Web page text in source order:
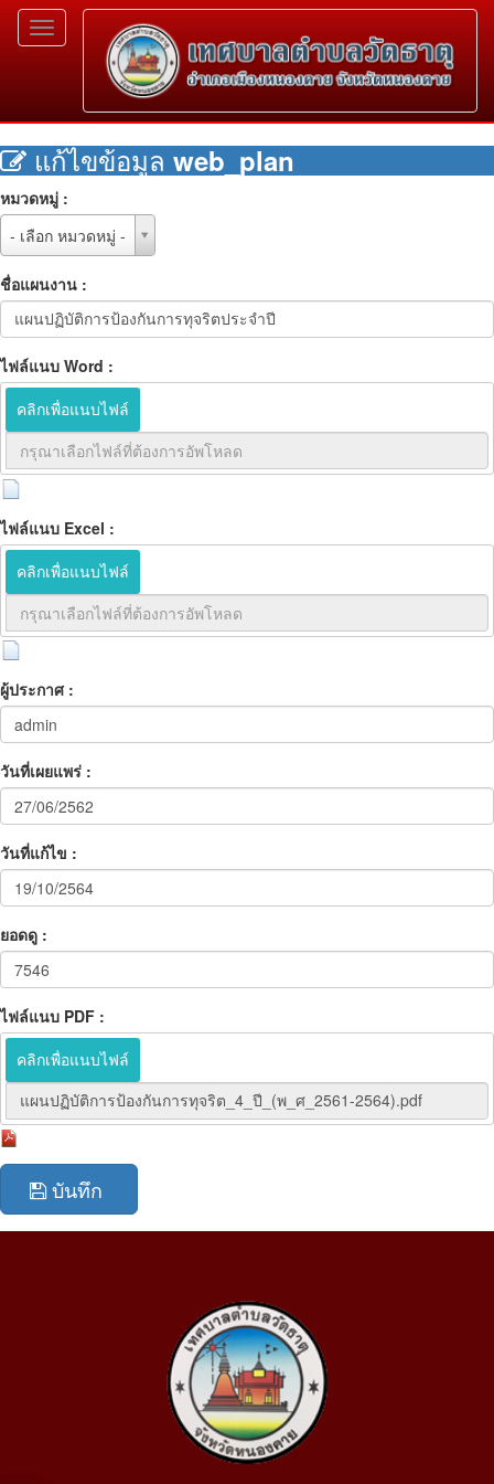
Toggle
navigation
แก้ไขข้อมูล web_plan
หมวดหมู่ :
- เลือก หมวดหมู่ -
หมวด
หมู่
ชื่อแผนงาน :
ไฟล์แนบ Word :
คลิกเพื่อแนบไฟล์
ไฟล์แนบ Excel :
คลิกเพื่อแนบไฟล์
ผู้ประกาศ :
วันที่เผยแพร่ :
วันที่แก้ไข :
ยอดดู :
ไฟล์แนบ PDF :
คลิกเพื่อแนบไฟล์
บันทึก